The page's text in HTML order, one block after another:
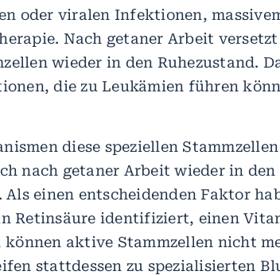
oder viralen Infektionen,
Nach getaner Arbeit
wieder in den Ruhezustand.
die zu Leukämien führen
diese speziellen
nach getaner Arbeit wieder in
einen entscheidenden Faktor
Retinsäure identifiziert, einen
können aktive Stammzellen nicht
stattdessen zu spezialisierten